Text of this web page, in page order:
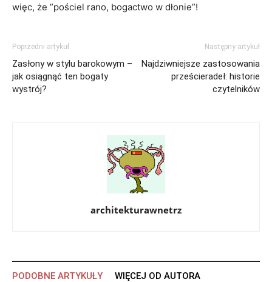
więc, że ‍”pościel rano,‍ bogactwo w dłonie”!
Poprzedni artykuł
Zasłony w stylu barokowym –
jak osiągnąć ten bogaty
wystrój?
Następny artykuł
Najdziwniejsze zastosowania
prześcieradeł: historie
czytelników
architekturawnetrz
PODOBNE ARTYKUŁY WIĘCEJ OD AUTORA